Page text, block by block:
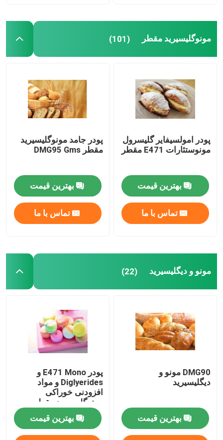
مونوگلیسیرید مقطر (101)
پودر امولسیفایر گلیسرول
مونوستئارات E471 مقطر
بهترین قیمت
تماس با ما
پودر جامد مونوگلیسیرید
مقطر DMG95 Gms
بهترین قیمت
تماس با ما
مونو و دیگلیسیرید (22)
DMG90 مونو و
دیگلیسیرید
بهترین قیمت
پودر E471 Mono و
Diglyerides و مواد
افزودنی خوراکی
مونوگلیسیرید مقطر
بهترین قیمت